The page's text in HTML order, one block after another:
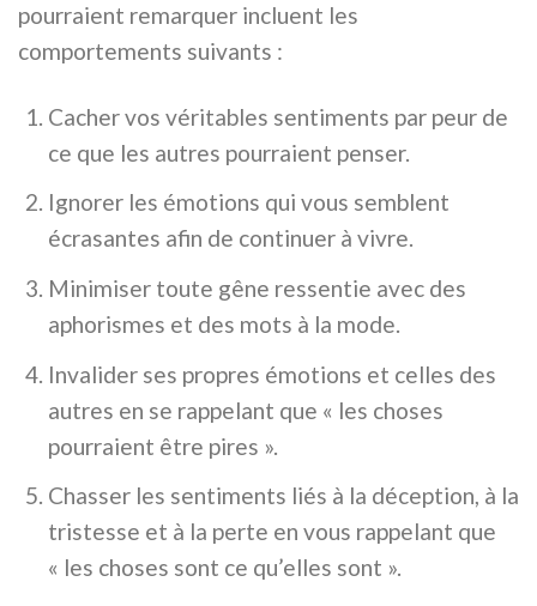
pourraient remarquer incluent les
comportements suivants :
Cacher vos véritables sentiments par peur de
ce que les autres pourraient penser.
Ignorer les émotions qui vous semblent
écrasantes afin de continuer à vivre.
Minimiser toute gêne ressentie avec des
aphorismes et des mots à la mode.
Invalider ses propres émotions et celles des
autres en se rappelant que « les choses
pourraient être pires ».
Chasser les sentiments liés à la déception, à la
tristesse et à la perte en vous rappelant que
« les choses sont ce qu’elles sont ».